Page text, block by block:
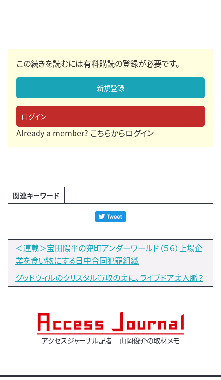
この続きを読むには有料購読の登録が必要です。
新規登録
ログイン
Already a member? こちらからログイン
関連キーワード
＜連載＞宝田陽平の兜町アンダーワールド（５６）上場企
業を食い物にする日中合同犯罪組織
グッドウィルのクリスタル買収の裏に、ライブドア裏人脈？
アクセスジャーナル記者 山岡俊介の取材メモ